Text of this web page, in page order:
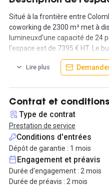
Situé à la frontière entre
coworking de 2300 m² met à
lumineuxd'une capacité de 24
l'espace est de 7395 € HT. Le
plus qu'à vous installez !
restaurants. Pour ceux qui
gare de Garenne-Colombes est
train vous dépose jusqu'à
également louer une place de
Les locataires ont accès aux
cuisine, espace déjeuner,
de 100 m² ! Les locataires
salles de réunion de l'espace
Lire plus
Contrat et
Type de contrat
Prestation de service
Conditions d'entrées
Dépôt de garantie : 1 mois
Engagement et préavis
Durée d'engagement : 2 mois
Durée de préavis : 2 mois